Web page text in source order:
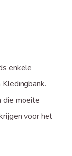
enkele
die moeite
voor het